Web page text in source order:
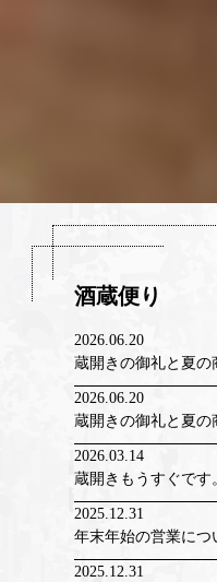
酒蔵便り
2026.06.20
蔵開きの御礼と夏の
2026.06.20
蔵開きの御礼と夏の
2026.03.14
蔵開きもうすぐです
2025.12.31
年末年始の営業につ
2025.12.31